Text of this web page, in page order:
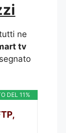
ne
tv
DEL 11%